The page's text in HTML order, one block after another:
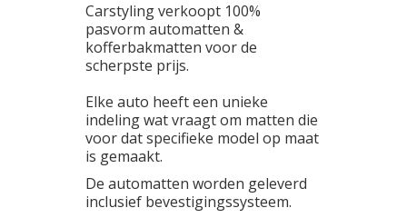
Carstyling verkoopt 100%
pasvorm automatten &
kofferbakmatten voor de
scherpste prijs.
Elke auto heeft een unieke
indeling wat vraagt om matten die
voor dat specifieke model op maat
is gemaakt.
De automatten worden geleverd
inclusief bevestigingssysteem.